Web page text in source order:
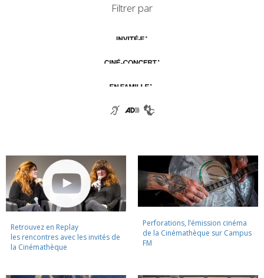
Filtrer par
Retrouvez en Replay
les rencontres avec les invités de
la Cinémathèque
Perforations, l’émission cinéma
de la Cinémathèque sur Campus
FM